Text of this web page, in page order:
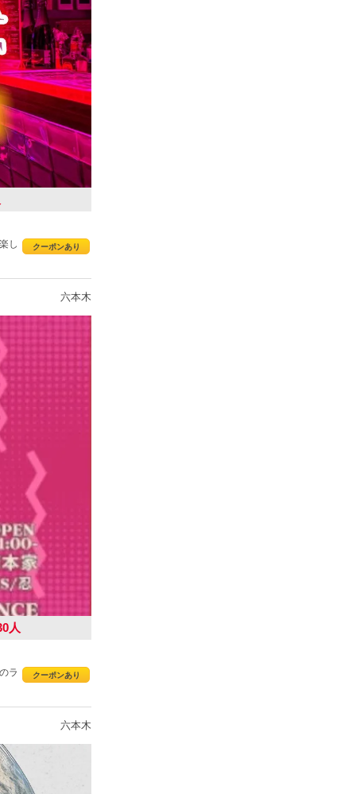
クーポンあり
し
六本木
人
クーポンあり
ラ
六本木